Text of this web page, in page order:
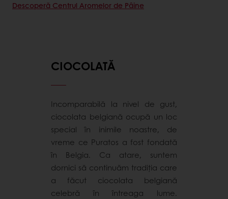
Descoperă Centrul Aromelor de Pâine
CIOCOLATĂ
Incomparabilă la nivel de gust,
ciocolata belgiană ocupă un loc
special în inimile noastre, de
vreme ce Puratos a fost fondată
în Belgia. Ca atare, suntem
dornici să continuăm tradiția care
a făcut ciocolata belgiană
celebră în întreaga lume.